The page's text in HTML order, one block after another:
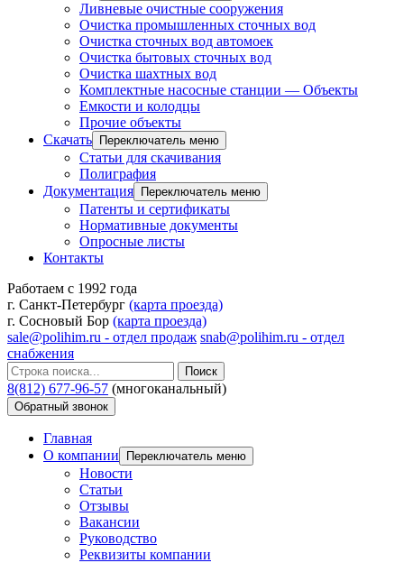
Ливневые очистные сооружения
Очистка промышленных сточных вод
Очистка сточных вод автомоек
Очистка бытовых сточных вод
Очистка шахтных вод
Комплектные насосные станции — Объекты
Емкости и колодцы
Прочие объекты
Скачать
Переключатель меню
Статьи для скачивания
Полиграфия
Документация
Переключатель меню
Патенты и сертификаты
Нормативные документы
Опросные листы
Контакты
Работаем с 1992 года
г. Санкт-Петербург (карта проезда)
г. Сосновый Бор (карта проезда)
sale@polihim.ru - отдел продаж snab@polihim.ru - отдел
снабжения
Поиск
8(812) 677-96-57 (многоканальный)
Обратный звонок
Главная
О компании
Переключатель меню
Новости
Статьи
Отзывы
Вакансии
Руководство
Реквизиты компании